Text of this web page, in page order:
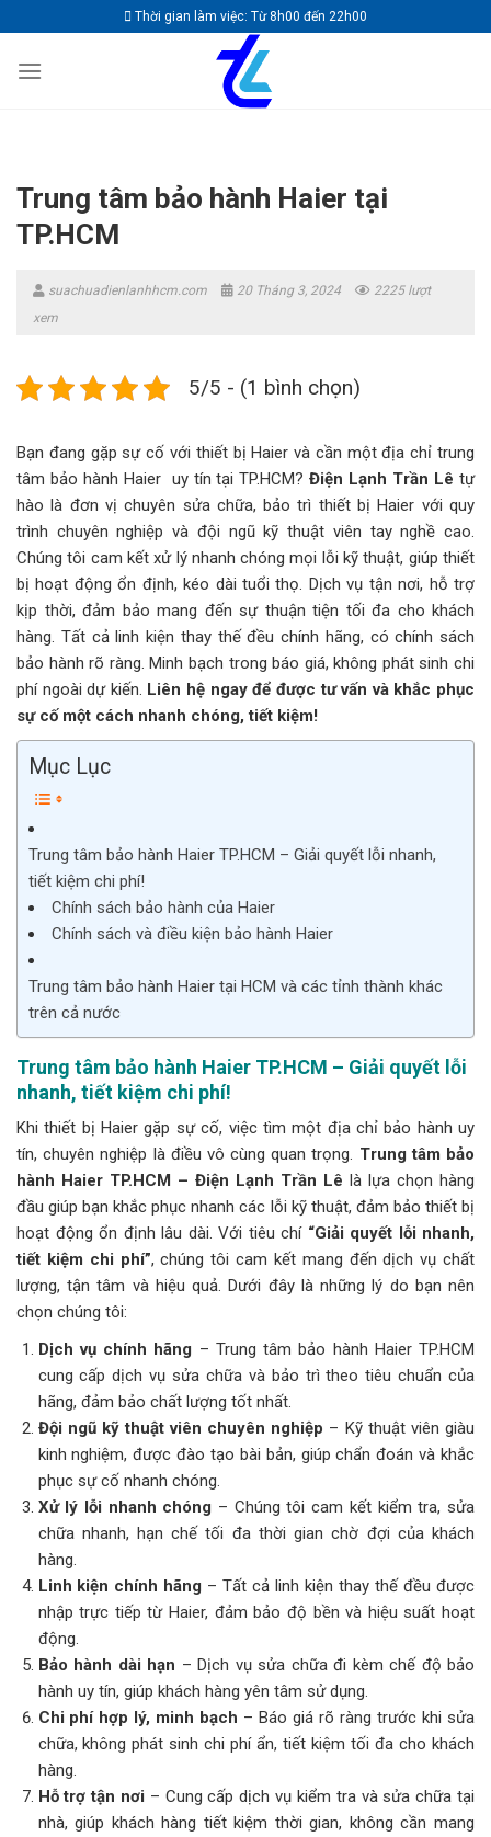
to
content
Thời gian làm việc: Từ 8h00 đến 22h00
Trung tâm bảo hành Haier tại
TP.HCM
suachuadienlanhhcm.com 20 Tháng 3, 2024
2225 lượt
xem
5/5 - (1 bình chọn)
Bạn đang gặp sự cố với thiết bị Haier và cần một địa chỉ trung
tâm bảo hành Haier uy tín tại TP.HCM?Điện Lạnh Trần Lê tự
hào là đơn vị chuyên sửa chữa, bảo trì thiết bị Haier với quy
trình chuyên nghiệp và đội ngũ kỹ thuật viên tay nghề cao.
Chúng tôi cam kết xử lý nhanh chóng mọi lỗi kỹ thuật, giúp thiết
bị hoạt động ổn định, kéo dài tuổi thọ. Dịch vụ tận nơi, hỗ trợ
kịp thời, đảm bảo mang đến sự thuận tiện tối đa cho khách
hàng. Tất cả linh kiện thay thế đều chính hãng, có chính sách
bảo hành rõ ràng. Minh bạch trong báo giá, không phát sinh chi
phí ngoài dự kiến. Liên hệ ngay để được tư vấn và khắc phục
sự cố một cách nhanh chóng, tiết kiệm!
Mục Lục
Trung tâm bảo hành Haier TP.HCM – Giải quyết lỗi nhanh,
tiết kiệm chi phí!
Chính sách bảo hành của Haier
Chính sách và điều kiện bảo hành Haier
Trung tâm bảo hành Haier tại HCM và các tỉnh thành khác
trên cả nước
Trung tâm bảo hành Haier TP.HCM – Giải quyết lỗi
nhanh, tiết kiệm chi phí!
Khi thiết bị Haier gặp sự cố, việc tìm một địa chỉ bảo hành uy
tín, chuyên nghiệp là điều vô cùng quan trọng. Trung tâm bảo
hành Haier TP.HCM – Điện Lạnh Trần Lê là lựa chọn hàng
đầu giúp bạn khắc phục nhanh các lỗi kỹ thuật, đảm bảo thiết bị
hoạt động ổn định lâu dài. Với tiêu chí “Giải quyết lỗi nhanh,
tiết kiệm chi phí”, chúng tôi cam kết mang đến dịch vụ chất
lượng, tận tâm và hiệu quả. Dưới đây là những lý do bạn nên
chọn chúng tôi:
Dịch vụ chính hãng – Trung tâm bảo hành Haier TP.HCM
cung cấp dịch vụ sửa chữa và bảo trì theo tiêu chuẩn của
hãng, đảm bảo chất lượng tốt nhất.
Đội ngũ kỹ thuật viên chuyên nghiệp – Kỹ thuật viên giàu
kinh nghiệm, được đào tạo bài bản, giúp chẩn đoán và khắc
phục sự cố nhanh chóng.
Xử lý lỗi nhanh chóng – Chúng tôi cam kết kiểm tra, sửa
chữa nhanh, hạn chế tối đa thời gian chờ đợi của khách
hàng.
Linh kiện chính hãng – Tất cả linh kiện thay thế đều được
nhập trực tiếp từ Haier, đảm bảo độ bền và hiệu suất hoạt
động.
Bảo hành dài hạn – Dịch vụ sửa chữa đi kèm chế độ bảo
hành uy tín, giúp khách hàng yên tâm sử dụng.
Chi phí hợp lý, minh bạch – Báo giá rõ ràng trước khi sửa
chữa, không phát sinh chi phí ẩn, tiết kiệm tối đa cho khách
hàng.
Hỗ trợ tận nơi – Cung cấp dịch vụ kiểm tra và sửa chữa tại
nhà, giúp khách hàng tiết kiệm thời gian, không cần mang